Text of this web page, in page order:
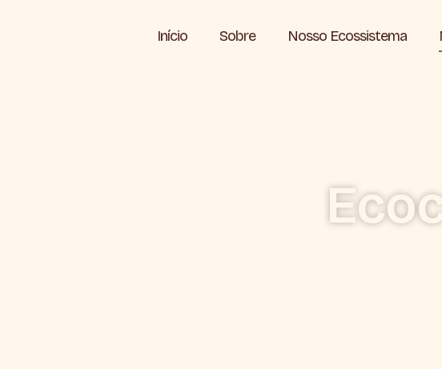
Início Sobre Nosso Ecossistema